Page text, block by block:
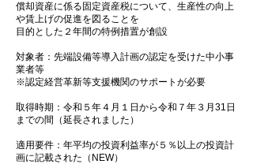
償却資産に係る固定資産税について、生産性の向上
や賃上げの促進を図ることを
目的とした２年間の特例措置が創設
対象者：先端設備等導入計画の認定を受けた中小事
業者等
※認定経営革新等支援機関のサポートが必要
取得時期：令和５年４月１日から令和７年３月31日
までの間（延長されました）
適用要件：年平均の投資利益率が５％以上の投資計
画に記載された（NEW）